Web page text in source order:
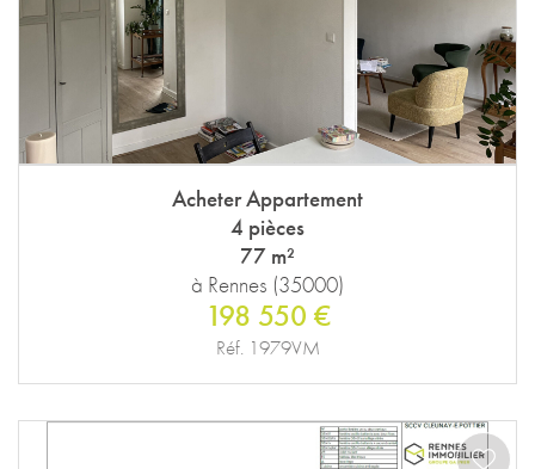
Acheter Appartement
4 pièces
77 m²
à Rennes (35000)
198 550 €
Réf. 1979VM